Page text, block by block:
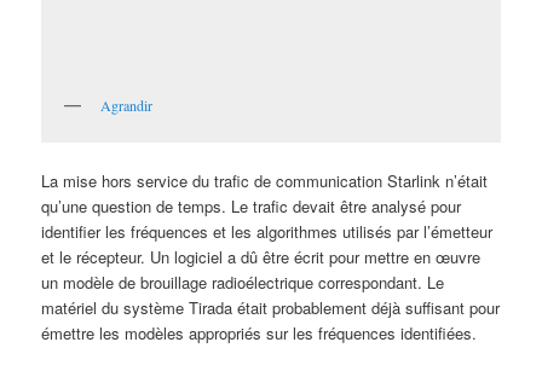
Agrandir
La mise hors service du trafic de communication Starlink n’était
qu’une question de temps. Le trafic devait être analysé pour
identifier les fréquences et les algorithmes utilisés par l’émetteur
et le récepteur. Un logiciel a dû être écrit pour mettre en œuvre
un modèle de brouillage radioélectrique correspondant. Le
matériel du système Tirada était probablement déjà suffisant pour
émettre les modèles appropriés sur les fréquences identifiées.